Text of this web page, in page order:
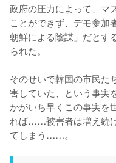
政府の圧力によって、マ
ことができず、デモ参加
朝鮮による陰謀」だとす
られた。
そのせいで韓国の市民た
害していた、という事実
かがいち早くこの事実を
れば……被害者は増え続
てしまう……。